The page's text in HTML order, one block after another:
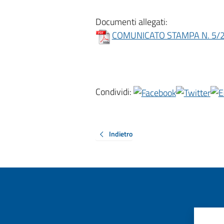
Documenti allegati:
COMUNICATO STAMPA N.
Condividi:
Indietro